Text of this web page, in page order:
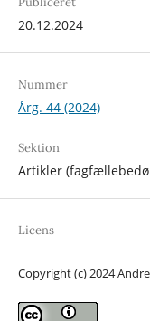
20.12.2024
Nummer
Årg. 44 (2024)
Sektion
Artikler
Licens
Copyright (c) 2024